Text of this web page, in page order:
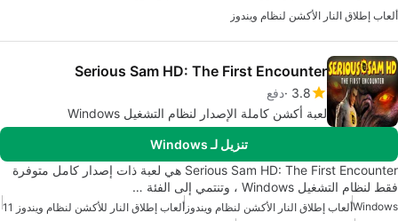
ألعاب إطلاق النار الأكشن لنظام ويندوز
Serious Sam HD: The First Encounter
3.8 دفع
لعبة أكشن كاملة الإصدار لنظام التشغيل Windows
تنزيل لـ Windows
Serious Sam HD: The First Encounter هي لعبة ذات إصدار كامل متوفرة
فقط لنظام التشغيل Windows ، وتنتمي إلى الفئة …
Windowsألعاب إطلاق النار الأكشن لنظام ويندوز ألعاب إطلاق النار للأكشن لنظام ويندوز 11